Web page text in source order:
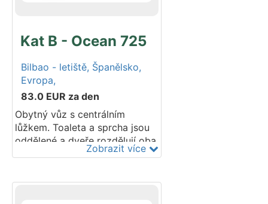
Kat B - Ocean 725
Bilbao - letiště, Španělsko,
Evropa,
83.0 EUR za den
Obytný vůz s centrálním
lůžkem. Toaleta a sprcha jsou
oddělené a dveře rozdělují oba
prostory. Vozidlo je
sezení a 4 lůžka díky širokému
Zobrazit více